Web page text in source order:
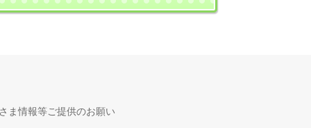
ま情報等ご提供のお願い